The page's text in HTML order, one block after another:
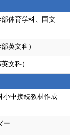
体育学科、国文
英文科）
文科）
小中接続教材作成
ー